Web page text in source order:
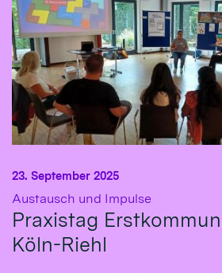
Austausch und Impulse
Praxistag
Köln-Riehl
23. September 2025